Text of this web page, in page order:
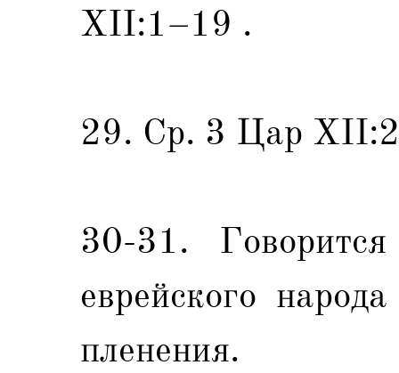
XII:1–19 .
29. Ср. 3 Цар
30-31.
еврейского
пленения.